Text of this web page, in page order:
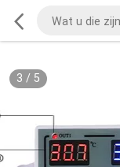
3 / 5